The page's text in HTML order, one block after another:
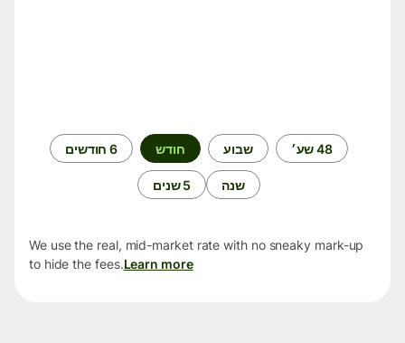
48 שע׳ שבוע חודש 6 חודשים
שנה 5 שנים
We use the real, mid-market rate with no sneaky mark-up
to hide the fees.Learn more